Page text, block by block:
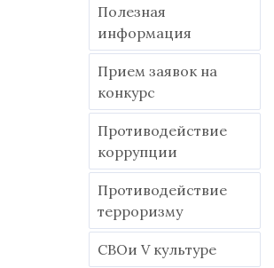
Полезная
информация
Прием заявок на
конкурс
Противодействие
коррупции
Противодействие
терроризму
СВОи V культуре